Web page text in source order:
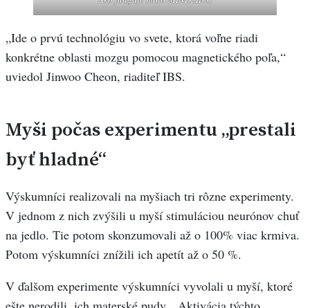
„Ide o prvú technológiu vo svete, ktorá voľne riadi
konkrétne oblasti mozgu pomocou magnetického poľa,“
uviedol Jinwoo Cheon, riaditeľ IBS.
Myši počas experimentu „prestali
byť hladné“
Výskumníci realizovali na myšiach tri rôzne experimenty.
V jednom z nich zvýšili u myší stimuláciou neurónov chuť
na jedlo. Tie potom skonzumovali až o 100% viac krmiva.
Potom výskumníci znížili ich apetít až o 50 %.
V ďalšom experimente výskumníci vyvolali u myší, ktoré